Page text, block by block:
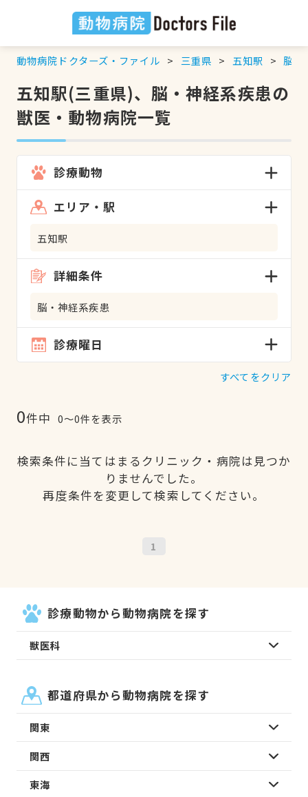
動物病院ドクターズ・ファイル 三重県 五知駅 脳・
五知駅(三重県)、脳・神経系疾患の
獣医・動物病院一覧
診療動物
エリア・駅
五知駅
詳細条件
脳・神経系疾患
診療曜日
すべてをクリア
0件中 0〜0件を表示
検索条件に当てはまるクリニック・病院は見つか
りませんでした。
再度条件を変更して検索してください。
1
診療動物から動物病院を探す
獣医科
都道府県から動物病院を探す
関東
関西
東海